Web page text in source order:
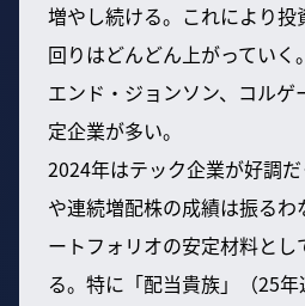
増やし続ける。これにより
回りはどんどん上がっていく
エンド・ジョンソン、コルゲ
定企業が多い。
2024年はテック企業が好調
や連続増配株の成績は振る
ートフォリオの安定材料と
る。特に「配当貴族」（25